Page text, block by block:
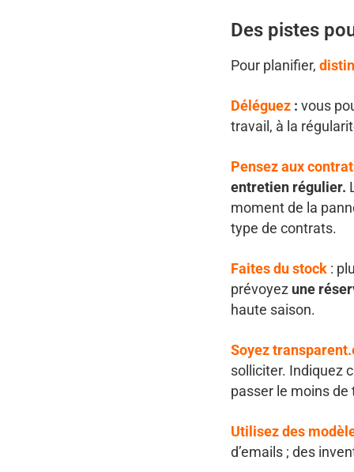
Des pistes
Pour planifier,
Déléguez : vous
travail, à la
Pensez aux
entretien régulier.
moment de la
type de contrats.
Faites du stock :
prévoyez une
haute saison.
Soyez
solliciter. Indiquez
passer le moins
Utilisez des
d’emails ; des